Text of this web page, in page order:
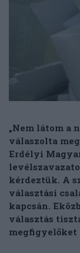
„Nem látom a
válaszolta
Erdélyi
kérdeztük. A
választási
kapcsán.
választás
megfigyelőket